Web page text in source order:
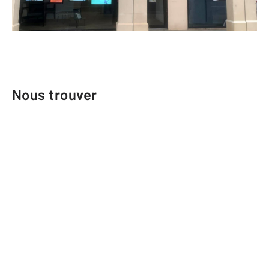
Téléphoner à l'agence
Nous trouver